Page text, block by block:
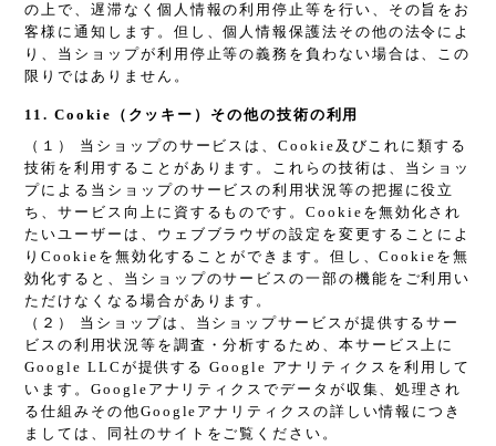
の上で、遅滞なく個人情報の利用停止等を行い、その旨をお
客様に通知します。但し、個人情報保護法その他の法令によ
り、当ショップが利用停止等の義務を負わない場合は、この
限りではありません。
11. Cookie（クッキー）その他の技術の利用
（１） 当ショップのサービスは、Cookie及びこれに類する
技術を利用することがあります。これらの技術は、当ショッ
プによる当ショップのサービスの利用状況等の把握に役立
ち、サービス向上に資するものです。Cookieを無効化され
たいユーザーは、ウェブブラウザの設定を変更することによ
りCookieを無効化することができます。但し、Cookieを無
効化すると、当ショップのサービスの一部の機能をご利用い
ただけなくなる場合があります。
（２） 当ショップは、当ショップサービスが提供するサー
ビスの利用状況等を調査・分析するため、本サービス上に
Google LLCが提供する Google アナリティクスを利用して
います。Googleアナリティクスでデータが収集、処理され
る仕組みその他Googleアナリティクスの詳しい情報につき
ましては、同社のサイトをご覧ください。